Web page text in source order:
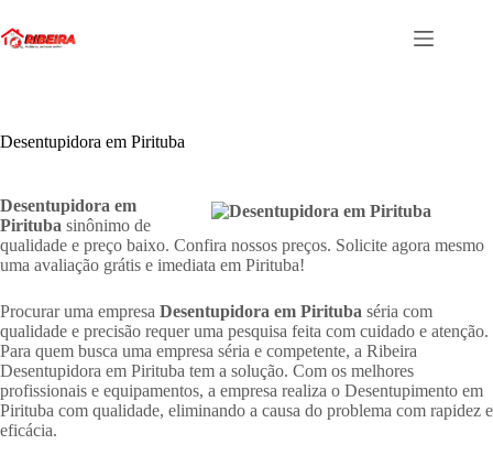
para
o
Desentupidora em Pirituba
Desentupidora em
Pirituba sinônimo de
qualidade e preço baixo. Confira nossos preços. Solicite agora mesmo
uma avaliação grátis e imediata em Pirituba!
Procurar uma empresa Desentupidora em Pirituba séria com
qualidade e precisão requer uma pesquisa feita com cuidado e atenção.
Para quem busca uma empresa séria e competente, a Ribeira
Desentupidora em Pirituba tem a solução. Com os melhores
profissionais e equipamentos, a empresa realiza o Desentupimento em
Pirituba com qualidade, eliminando a causa do problema com rapidez e
eficácia.